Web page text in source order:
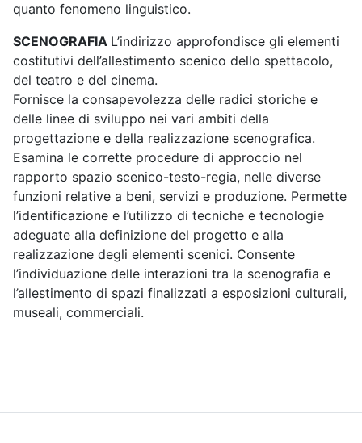
quanto fenomeno linguistico.
SCENOGRAFIA L’indirizzo approfondisce gli elementi
costitutivi dell’allestimento scenico dello spettacolo,
del teatro e del cinema.
Fornisce la consapevolezza delle radici storiche e
delle linee di sviluppo nei vari ambiti della
progettazione e della realizzazione scenografica.
Esamina le corrette procedure di approccio nel
rapporto spazio scenico-testo-regia, nelle diverse
funzioni relative a beni, servizi e produzione. Permette
l’identificazione e l’utilizzo di tecniche e tecnologie
adeguate alla definizione del progetto e alla
realizzazione degli elementi scenici. Consente
l’individuazione delle interazioni tra la scenografia e
l’allestimento di spazi finalizzati a esposizioni culturali,
museali, commerciali.